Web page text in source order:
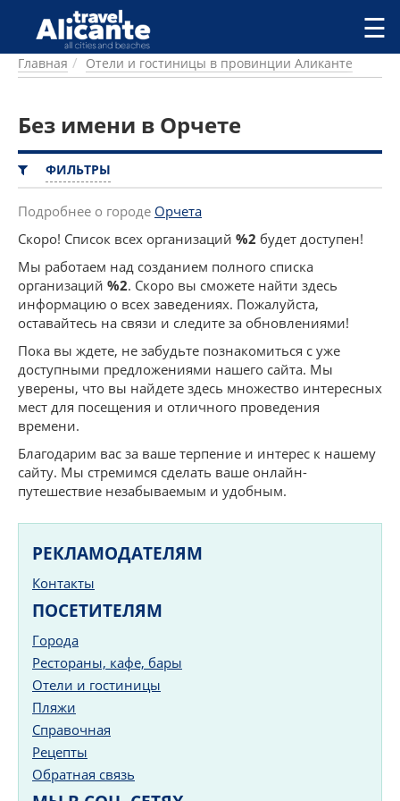
Перейти к основному содержанию
ГОРОДА
ПИТАНИЕ
ПЛЯЖИ
ДОСТОПРИМЕЧАТЕЛЬНОСТИ
КЕМПИНГ
КОМАРКИ (РАЙОНЫ)
РЕЦЕПТЫ
ПРЕДЛОЖЕНИЯ
СТАТЬИ
УСЛУГИ
☰
Главная Отели и гостиницы в провинции Аликанте
Без имени в Орчете
ФИЛЬТРЫ
Подробнее о городе Орчета
Скоро! Список всех организаций %2 будет доступен!
Мы работаем над созданием полного списка
организаций %2. Скоро вы сможете найти здесь
информацию о всех заведениях. Пожалуйста,
оставайтесь на связи и следите за обновлениями!
Пока вы ждете, не забудьте познакомиться с уже
доступными предложениями нашего сайта. Мы
уверены, что вы найдете здесь множество интересных
мест для посещения и отличного проведения
времени.
Благодарим вас за ваше терпение и интерес к нашему
сайту. Мы стремимся сделать ваше онлайн-
путешествие незабываемым и удобным.
РЕКЛАМОДАТЕЛЯМ
Контакты
ПОСЕТИТЕЛЯМ
Города
Рестораны, кафе, бары
Отели и гостиницы
Пляжи
Справочная
Рецепты
Обратная связь